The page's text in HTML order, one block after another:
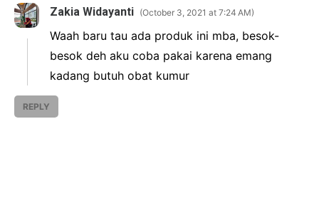
Zakia Widayanti October 3, 2021 at 7:24 AM
Waah baru tau ada produk ini mba, besok-
besok deh aku coba pakai karena emang
kadang butuh obat kumur
REPLY